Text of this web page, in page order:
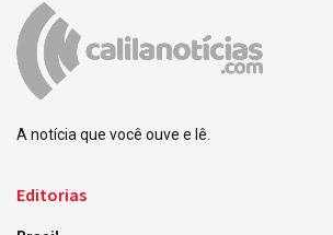
A notícia que você ouve e lê.
Editorias